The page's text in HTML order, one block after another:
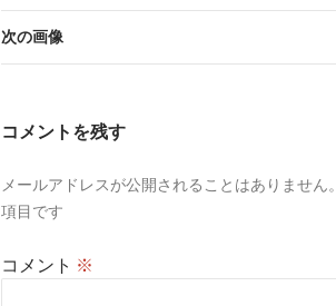
次の画像
コメントを残す
メールアドレスが公開されることはありません。
項目です
コメント ※